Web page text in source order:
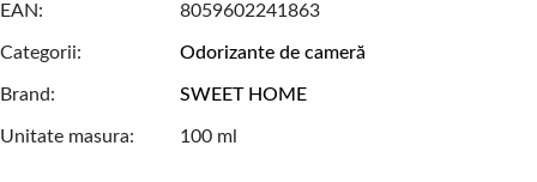
EAN 8059602241863
Categorii Odorizante de cameră
Brand SWEET HOME
Unitate masura 100 ml